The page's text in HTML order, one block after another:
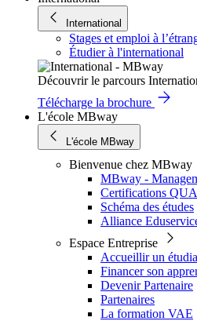
International
Stages et emploi à
Étudier à l'international
Découvrir le parcours
Télécharge la brochure
L'école MBway
L'école MBway
Bienvenue chez MBway
MBway -
Certifications
Schéma des études
Alliance
Espace Entreprise
Accueillir un
Financer son
Devenir Partenaire
Partenaires
La formation VAE